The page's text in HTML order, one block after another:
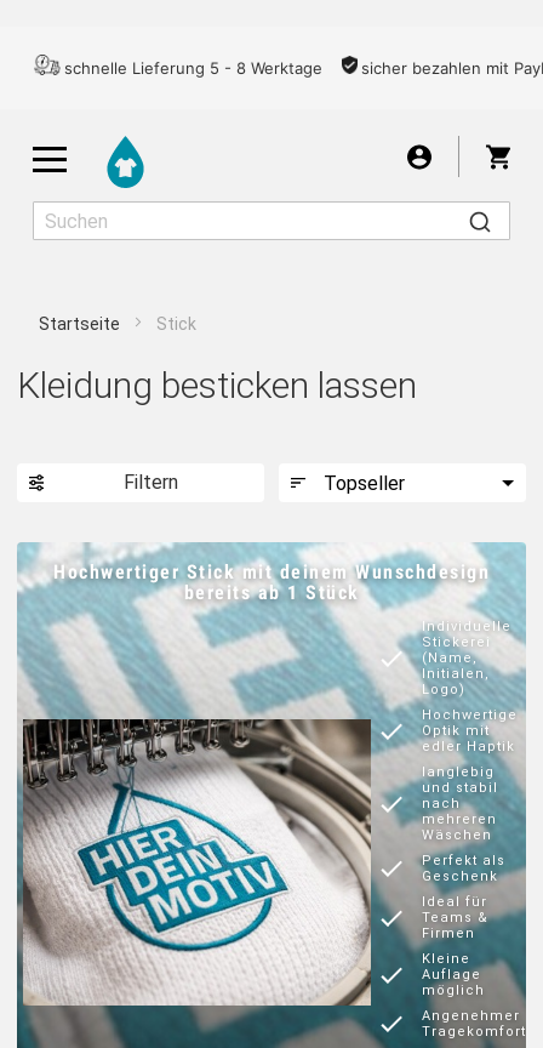
schnelle Lieferung 5 - 8 Werktage sicher bezahlen mit
HOODIES & SWEATS
POLOSHIRTS
JACKEN
BABYKLEIDUNG
GESCHENKE
GROSSBESTELLUNG
MARKEN
Startseite Stick
Kleidung besticken lassen
Filtern
Hochwertiger Stick mit deinem Wunschdesign
bereits ab 1 Stück
Individuelle
Stickerei
(Name,
Initialen,
Logo)
Hochwertige
Optik mit
edler Haptik
langlebig
und stabil
nach
mehreren
Wäschen
Perfekt als
Geschenk
Ideal für
Teams &
Firmen
Kleine
Auflage
möglich
Angenehmer
Tragekomfort